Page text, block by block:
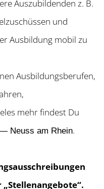
Auszubildenden z. B.
und
Ausbildung mobil zu
Ausbildungsberufen,
mehr findest Du
Neuss am Rhein.